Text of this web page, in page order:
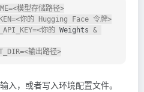
模型存储路径>
你的 Hugging Face 令牌>
你的 Weights &
入，或者写入环境配置文件。